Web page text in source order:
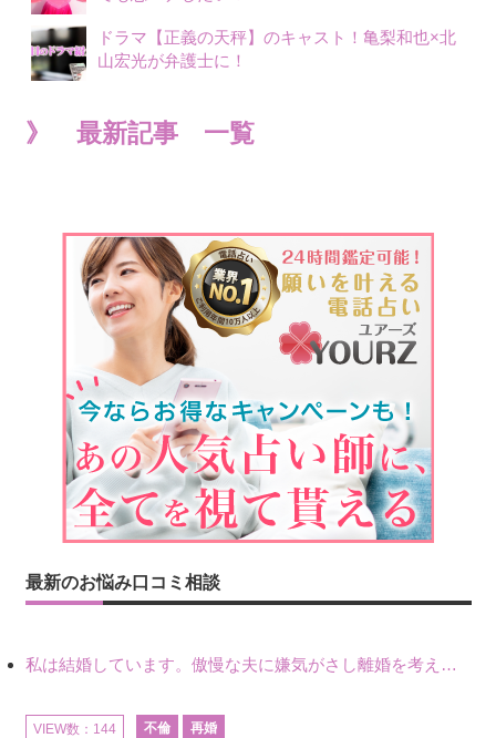
ドラマ【正義の天秤】のキャスト！亀梨和也×北
山宏光が弁護士に！
》 最新記事 一覧
最新のお悩み口コミ相談
私は結婚しています。傲慢な夫に嫌気がさし離婚を考えていたときに、彼と出会いました。彼には恋人がいましたが、話をするうちに、夫とのことを相談するようにな
VIEW数：144 不倫 再婚